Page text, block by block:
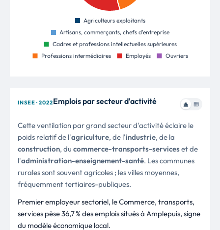
INSEE · 2022Emplois par secteur d'activité
Cette ventilation par grand secteur d'activité éclaire le
poids relatif de l'agriculture, de l'industrie, de la
construction, du commerce-transports-serviceset de
l'administration-enseignement-santé. Les communes
rurales sont souvent agricoles ; les villes moyennes,
fréquemment tertiaires-publiques.
Premier employeur sectoriel, le Commerce, transports,
services pèse 36,7 % des emplois situés à Amplepuis, signe
du modèle économique local.